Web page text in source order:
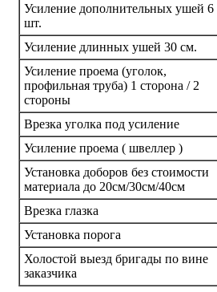
Усиление дополнительных ушей 6
шт.
Усиление длинных ушей 30 см.
Усиление проема (уголок,
профильная труба) 1 сторона / 2
стороны
Врезка уголка под усиление
Усиление проема ( швеллер )
Установка доборов без стоимости
материала до 20см/30см/40см
Врезка глазка
Установка порога
Холостой выезд бригады по вине
заказчика